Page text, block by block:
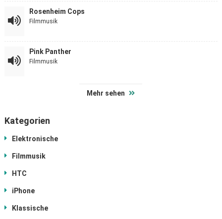
Rosenheim Cops
Filmmusik
Pink Panther
Filmmusik
Mehr sehen
Kategorien
Elektronische
Filmmusik
HTC
iPhone
Klassische